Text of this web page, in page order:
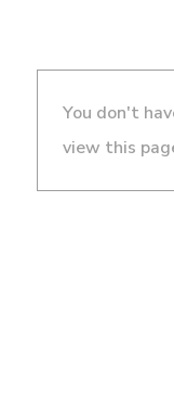
You don't
view this